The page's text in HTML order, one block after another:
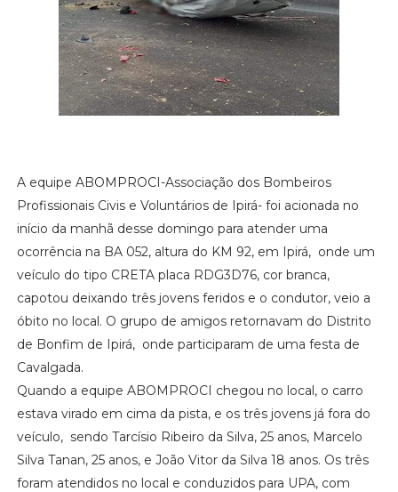
A equipe ABOMPROCI-Associação dos Bombeiros
Profissionais Civis e Voluntários de Ipirá- foi acionada no
início da manhã desse domingo para atender uma
ocorrência na BA 052, altura do KM 92, em Ipirá, onde um
veículo do tipo CRETA placa RDG3D76, cor branca,
capotou deixando três jovens feridos e o condutor, veio a
óbito no local. O grupo de amigos retornavam do Distrito
de Bonfim de Ipirá, onde participaram de uma festa de
Cavalgada.
Quando a equipe ABOMPROCI chegou no local, o carro
estava virado em cima da pista, e os três jovens já fora do
veículo, sendo Tarcísio Ribeiro da Silva, 25 anos, Marcelo
Silva Tanan, 25 anos, e João Vitor da Silva 18 anos. Os três
foram atendidos no local e conduzidos para UPA, com